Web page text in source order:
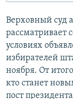
СОЦИАЛЬНЫЕ СЕТИ
Верховный суд
рассматривает
условиях
избирателей
ноября. От
кто станет
пост